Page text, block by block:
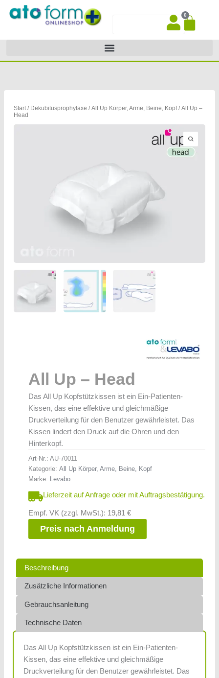
Inhalt
0
Start/ Dekubitusprophylaxe /All Up Körper, Arme, Beine, Kopf/ All Up –
Head
All Up – Head
Das All Up Kopfstützkissen ist ein Ein-Patienten-
Kissen, das eine effektive und gleichmäßige
Druckverteilung für den Benutzer gewährleistet. Das
Kissen lindert den Druck auf die Ohren und den
Hinterkopf.
Art-Nr.: AU-70011
Kategorie: All Up Körper, Arme, Beine, Kopf
Marke: Levabo
Lieferzeit auf Anfrage oder mit Auftragsbestätigung.
Empf. VK (zzgl. MwSt.): 19,81 €
Preis nach Anmeldung
Beschreibung
Zusätzliche Informationen
Gebrauchsanleitung
Technische Daten
Das All Up Kopfstützkissen ist ein Ein-Patienten-
Kissen, das eine effektive und gleichmäßige
Druckverteilung für den Benutzer gewährleistet. Das